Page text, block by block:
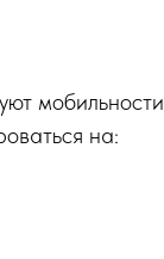
мобильности
на: